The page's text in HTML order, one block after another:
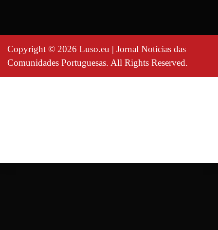
Copyright © 2026 Luso.eu | Jornal Notícias das
Comunidades Portuguesas. All Rights Reserved.